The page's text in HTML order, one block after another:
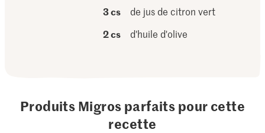
3 cs
de jus de citron vert
2 cs
d'huile d'olive
Produits Migros parfaits pour cette
recette